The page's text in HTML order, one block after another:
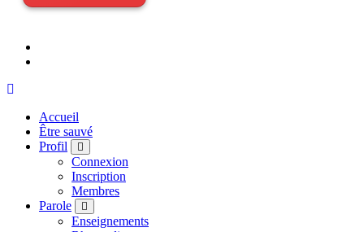
Accueil
Être sauvé
Profil
Connexion
Inscription
Membres
Parole
Enseignements